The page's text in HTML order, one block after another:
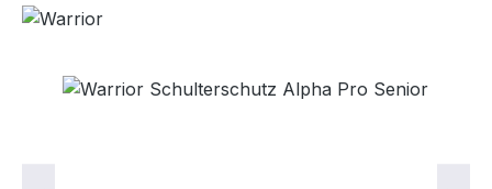
Bildergalerie überspringen